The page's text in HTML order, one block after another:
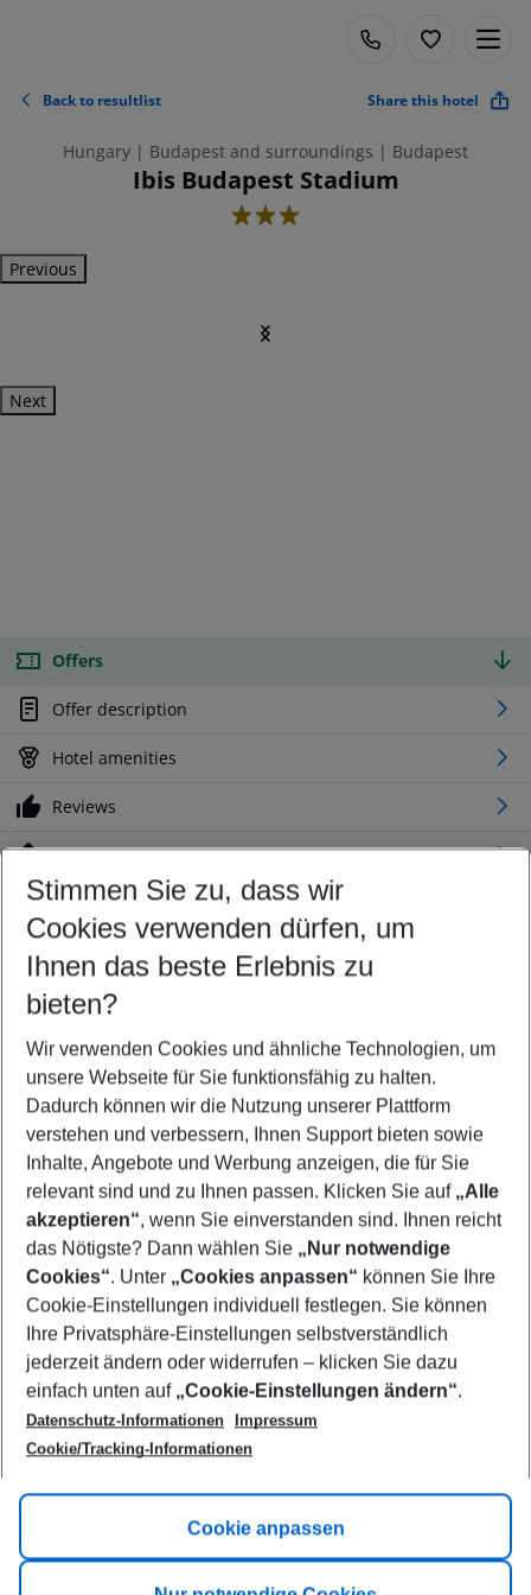
Back to resultlist Share this hotel
Hungary | Budapest and surroundings | Budapest
Ibis Budapest Stadium
3
Previous
Next
Offers
Offer description
Hotel amenities
Reviews
Location
Customize your offer
Find the perfect deal which suits your best
Your departure airport
Any airport
Select your date range
08/08/26–06/08/27 5-8 nights
Who will travel
2 adults No children
Show more filter
Footer
Footer navigation
Title A
Link A
Stimmen Sie zu, dass wir
Cookies verwenden dürfen, um
Ihnen das beste Erlebnis zu
bieten?
Wir verwenden Cookies und ähnliche Technologien, um
unsere Webseite für Sie funktionsfähig zu halten.
Dadurch können wir die Nutzung unserer Plattform
verstehen und verbessern, Ihnen Support bieten sowie
Inhalte, Angebote und Werbung anzeigen, die für Sie
relevant sind und zu Ihnen passen. Klicken Sie auf „Alle
akzeptieren“, wenn Sie einverstanden sind. Ihnen reicht
das Nötigste? Dann wählen Sie „Nur notwendige
Cookies“. Unter „Cookies anpassen“ können Sie Ihre
Cookie-Einstellungen individuell festlegen. Sie können
Ihre Privatsphäre-Einstellungen selbstverständlich
jederzeit ändern oder widerrufen – klicken Sie dazu
einfach unten auf „Cookie-Einstellungen ändern“.
Datenschutz-Informationen
Impressum
Cookie/Tracking-Informationen
Cookie anpassen